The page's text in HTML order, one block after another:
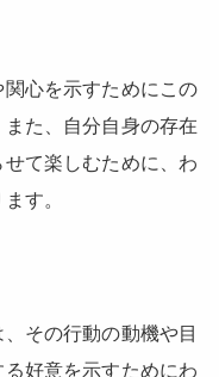
心を示すためにこの
た、自分自身の存在
て楽しむために、わ
す。
その行動の動機や目
好意を示すためにわ